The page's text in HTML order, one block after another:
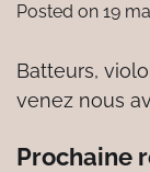
Posted on 19
Batteurs,
venez nous
Prochaine